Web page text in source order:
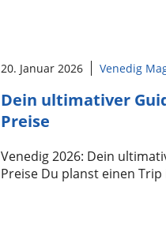
20. Januar 2026 Venedig
Dein ultimativer
Preise
Venedig 2026: Dein
Preise Du planst einen